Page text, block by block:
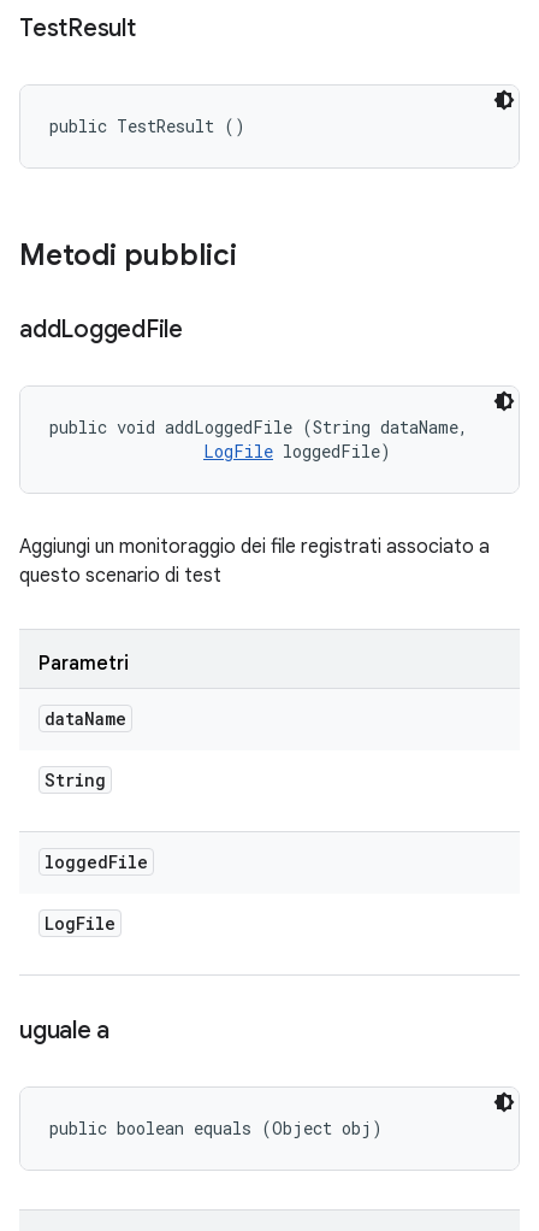
TestResult
public TestResult ()
Metodi pubblici
addLoggedFile
public void addLoggedFile (String dataName,
LogFile loggedFile)
Aggiungi un monitoraggio dei file registrati associato a
questo scenario di test
Parametri
dataName
String
loggedFile
LogFile
uguale a
public boolean equals (Object obj)